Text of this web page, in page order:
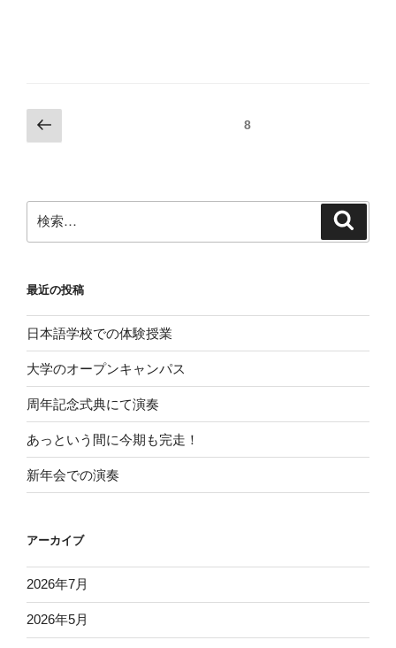
8
最近の投稿
日本語学校での体験授業
大学のオープンキャンパス
周年記念式典にて演奏
あっという間に今期も完走！
新年会での演奏
アーカイブ
2026年7月
2026年5月